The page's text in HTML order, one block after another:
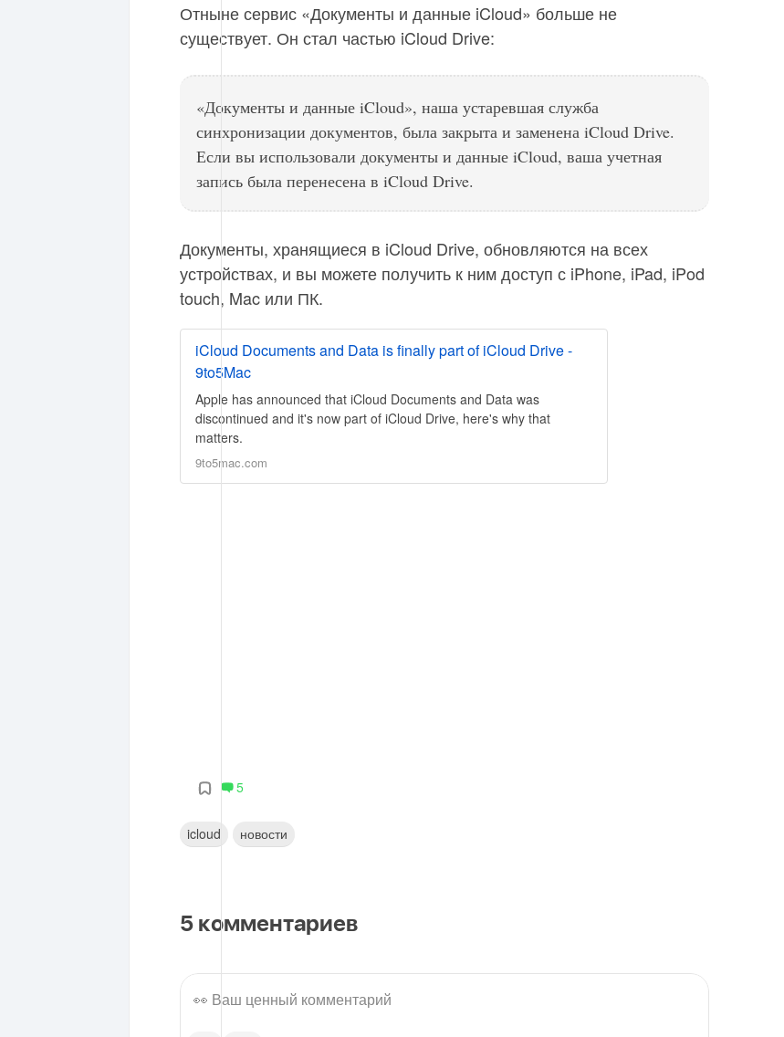
Отныне сервис «Документы и данные iCloud» больше не
существует. Он стал частью iCloud Drive:
«Документы и данные iCloud», наша устаревшая служба
синхронизации документов, была закрыта и заменена iCloud Drive.
Если вы использовали документы и данные iCloud, ваша учетная
запись была перенесена в iCloud Drive.
Документы, хранящиеся в iCloud Drive, обновляются на всех
устройствах, и вы можете получить к ним доступ с iPhone, iPad, iPod
touch, Mac или ПК.
iCloud Documents and Data is finally part of iCloud Drive -
9to5Mac
Apple has announced that iCloud Documents and Data was
discontinued and it's now part of iCloud Drive, here's why that
matters.
9to5mac.com
5
icloud новости
5 комментариев